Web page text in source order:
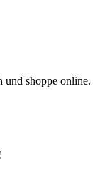
und shoppe online.